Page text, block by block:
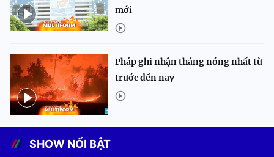
mới
Pháp ghi nhận tháng nóng nhất từ
trước đến nay
SHOW NỔI BẬT